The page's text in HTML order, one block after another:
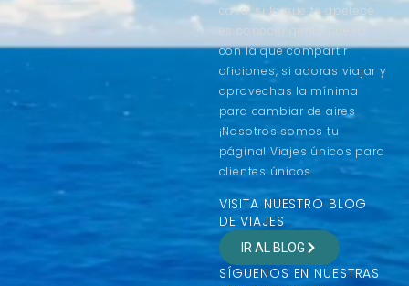
casa, si lo que te apetece
es conocer gente nueva
con la que compartir
aficiones, si adoras viajar y
aprovechas la mínima
para cambiar de aires
¡Nosotros somos tu
página! Viajes únicos para
clientes únicos.
VISITA NUESTRO BLOG
DE VIAJES
IR AL BLOG
SÍGUENOS EN NUESTRAS